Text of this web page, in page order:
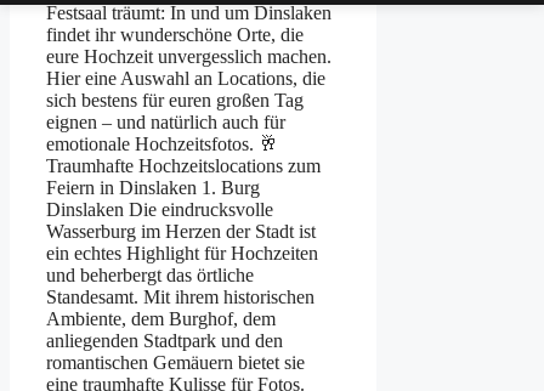
Festsaal träumt: In und um Dinslaken
findet ihr wunderschöne Orte, die
eure Hochzeit unvergesslich machen.
Hier eine Auswahl an Locations, die
sich bestens für euren großen Tag
eignen – und natürlich auch für
emotionale Hochzeitsfotos. 🥂
Traumhafte Hochzeitslocations zum
Feiern in Dinslaken 1. Burg
Dinslaken Die eindrucksvolle
Wasserburg im Herzen der Stadt ist
ein echtes Highlight für Hochzeiten
und beherbergt das örtliche
Standesamt. Mit ihrem historischen
Ambiente, dem Burghof, dem
anliegenden Stadtpark und den
romantischen Gemäuern bietet sie
eine traumhafte Kulisse für Fotos.